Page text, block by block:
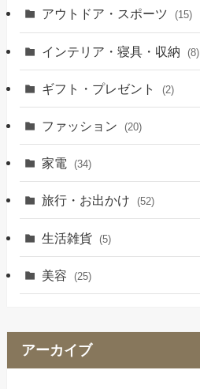
アウトドア・スポーツ (15)
インテリア・寝具・収納 (8)
ギフト・プレゼント (2)
ファッション (20)
家電 (34)
旅行・お出かけ (52)
生活雑貨 (5)
美容 (25)
アーカイブ